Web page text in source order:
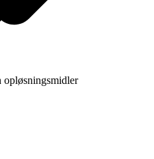
opløsningsmidler